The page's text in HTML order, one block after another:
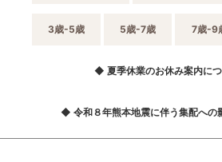
3歳-5歳 5歳-7歳 7歳-9
◆ 夏季休業のお休み案内に
◆ 令和８年熊本地震に伴う集配への